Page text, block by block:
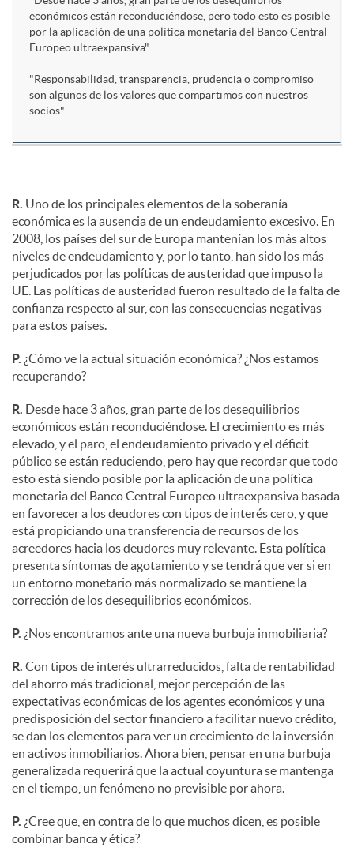
económicos están reconduciéndose, pero todo esto es posible
por la aplicación de una política monetaria del Banco Central
Europeo ultraexpansiva"
"Responsabilidad, transparencia, prudencia o compromiso
son algunos de los valores que compartimos con nuestros
socios"
R. Uno de los principales elementos de la soberanía
económica es la ausencia de un endeudamiento excesivo. En
2008, los países del sur de Europa mantenían los más altos
niveles de endeudamiento y, por lo tanto, han sido los más
perjudicados por las políticas de austeridad que impuso la
UE. Las políticas de austeridad fueron resultado de la falta de
confianza respecto al sur, con las consecuencias negativas
para estos países.
P. ¿Cómo ve la actual situación económica? ¿Nos estamos
recuperando?
R. Desde hace 3 años, gran parte de los desequilibrios
económicos están reconduciéndose. El crecimiento es más
elevado, y el paro, el endeudamiento privado y el déficit
público se están reduciendo, pero hay que recordar que todo
esto está siendo posible por la aplicación de una política
monetaria del Banco Central Europeo ultraexpansiva basada
en favorecer a los deudores con tipos de interés cero, y que
está propiciando una transferencia de recursos de los
acreedores hacia los deudores muy relevante. Esta política
presenta síntomas de agotamiento y se tendrá que ver si en
un entorno monetario más normalizado se mantiene la
corrección de los desequilibrios económicos.
P. ¿Nos encontramos ante una nueva burbuja inmobiliaria?
R. Con tipos de interés ultrarreducidos, falta de rentabilidad
del ahorro más tradicional, mejor percepción de las
expectativas económicas de los agentes económicos y una
predisposición del sector financiero a facilitar nuevo crédito,
se dan los elementos para ver un crecimiento de la inversión
en activos inmobiliarios. Ahora bien, pensar en una burbuja
generalizada requerirá que la actual coyuntura se mantenga
en el tiempo, un fenómeno no previsible por ahora.
P. ¿Cree que, en contra de lo que muchos dicen, es posible
combinar banca y ética?